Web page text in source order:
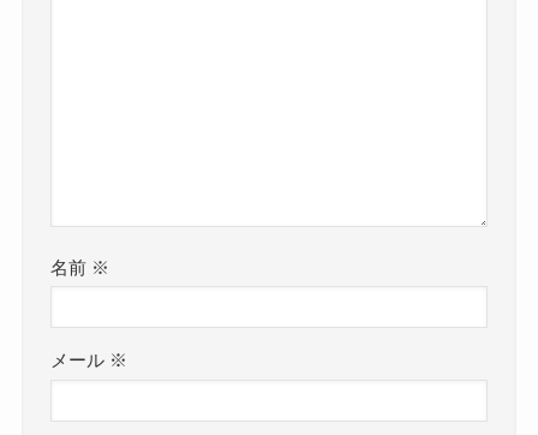
名前 ※
メール ※